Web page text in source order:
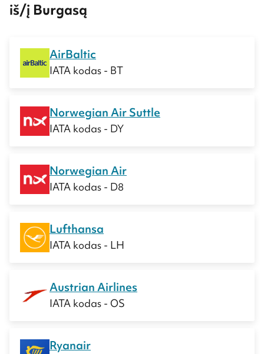
iš/į Burgasą
AirBaltic
IATA kodas - BT
Norwegian Air Suttle
IATA kodas - DY
Norwegian Air
IATA kodas - D8
Lufthansa
IATA kodas - LH
Austrian Airlines
IATA kodas - OS
Ryanair